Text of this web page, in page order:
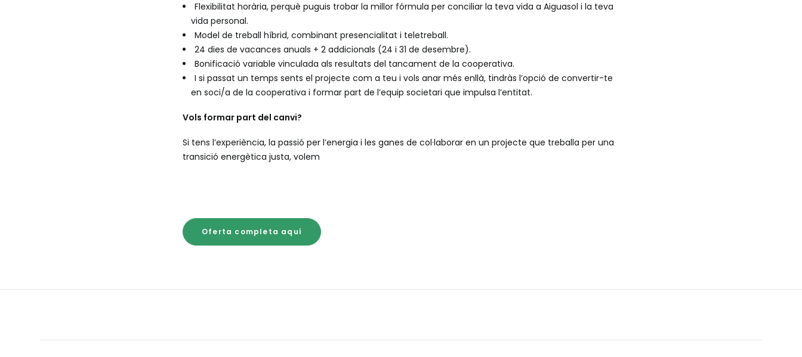
Flexibilitat horària, perquè puguis trobar la millor fórmula per conciliar la teva vida a Aiguasol i la teva
vida personal.
Model de treball híbrid, combinant presencialitat i teletreball.
24 dies de vacances anuals + 2 addicionals (24 i 31 de desembre).
Bonificació variable vinculada als resultats del tancament de la cooperativa.
I si passat un temps sents el projecte com a teu i vols anar més enllà, tindràs l’opció de convertir-te
en soci/a de la cooperativa i formar part de l’equip societari que impulsa l’entitat.
Vols formar part del canvi?
Si tens l’experiència, la passió per l’energia i les ganes de col·laborar en un projecte que treballa per una
transició energètica justa, volem
Oferta completa aquí